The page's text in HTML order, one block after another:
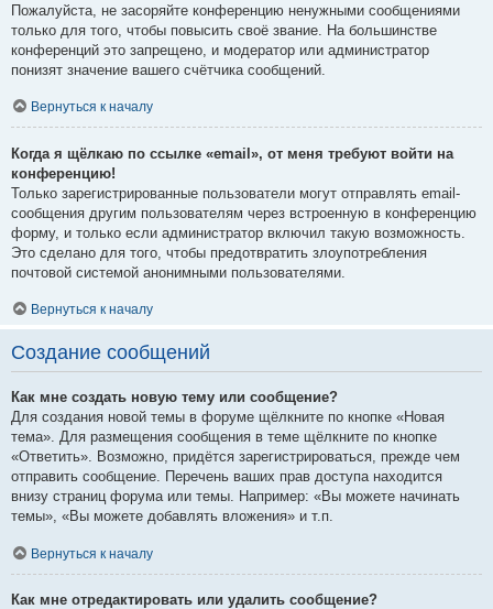
Пожалуйста, не засоряйте конференцию ненужными сообщениями
только для того, чтобы повысить своё звание. На большинстве
конференций это запрещено, и модератор или администратор
понизят значение вашего счётчика сообщений.
Вернуться к началу
Когда я щёлкаю по ссылке «email», от меня требуют войти на
конференцию!
Только зарегистрированные пользователи могут отправлять email-
сообщения другим пользователям через встроенную в конференцию
форму, и только если администратор включил такую возможность.
Это сделано для того, чтобы предотвратить злоупотребления
почтовой системой анонимными пользователями.
Вернуться к началу
Создание сообщений
Как мне создать новую тему или сообщение?
Для создания новой темы в форуме щёлкните по кнопке «Новая
тема». Для размещения сообщения в теме щёлкните по кнопке
«Ответить». Возможно, придётся зарегистрироваться, прежде чем
отправить сообщение. Перечень ваших прав доступа находится
внизу страниц форума или темы. Например: «Вы можете начинать
темы», «Вы можете добавлять вложения» и т.п.
Вернуться к началу
Как мне отредактировать или удалить сообщение?